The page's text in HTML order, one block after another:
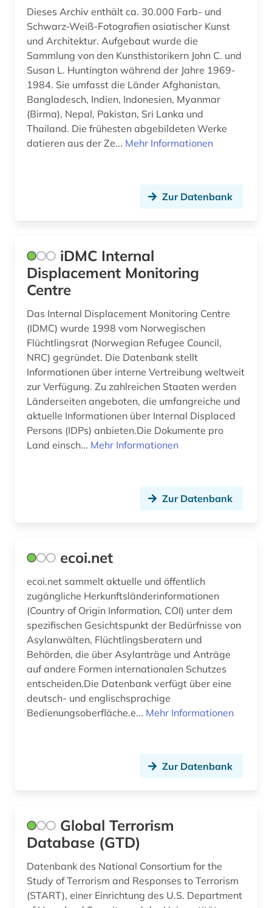
landschaft (1)
laos (1)
lateinamerika (1)
lexikon (1)
libanon (1)
länderkunde (1)
malaiisch (1)
malediven (1)
malerei (1)
manuskripte (1)
maritime wirtschaft (1)
masterarbeit (1)
mathematik (1)
mehrsprachige metasuche (1)
mena-staaten (1)
menschenrecht (1)
menschenrechte (2)
menschenrechtspolitik (1)
menschenrechtsverletzung (2)
migration (1)
minderheitenfrage (1)
mission (1)
mittelmeerraum (1)
mittlerer osten (3)
mongolisch (1)
Dieses Archiv enthält ca. 30.000 Farb- und
Schwarz-Weiß-Fotografien asiatischer Kunst
und Architektur. Aufgebaut wurde die
Sammlung von den Kunsthistorikern John C. und
Susan L. Huntington während der Jahre 1969-
1984. Sie umfasst die Länder Afghanistan,
Bangladesch, Indien, Indonesien, Myanmar
(Birma), Nepal, Pakistan, Sri Lanka und
Thailand. Die frühesten abgebildeten Werke
datieren aus der Ze... Mehr Informationen
Zur Datenbank
iDMC Internal
Displacement Monitoring
Centre
Das Internal Displacement Monitoring Centre
(IDMC) wurde 1998 vom Norwegischen
Flüchtlingsrat (Norwegian Refugee Council,
NRC) gegründet. Die Datenbank stellt
Informationen über interne Vertreibung weltweit
zur Verfügung. Zu zahlreichen Staaten werden
Länderseiten angeboten, die umfangreiche und
aktuelle Informationen über Internal Displaced
Persons (IDPs) anbieten.Die Dokumente pro
Land einsch... Mehr Informationen
Zur Datenbank
ecoi.net
ecoi.net sammelt aktuelle und öffentlich
zugängliche Herkunftsländerinformationen
(Country of Origin Information, COI) unter dem
spezifischen Gesichtspunkt der Bedürfnisse von
Asylanwälten, Flüchtlingsberatern und
Behörden, die über Asylanträge und Anträge
auf andere Formen internationalen Schutzes
entscheiden.Die Datenbank verfügt über eine
deutsch- und englischsprachige
Bedienungsoberfläche.e... Mehr Informationen
Zur Datenbank
Global Terrorism
Database (GTD)
Datenbank des National Consortium for the
Study of Terrorism and Responses to Terrorism
(START), einer Einrichtung des U.S. Department